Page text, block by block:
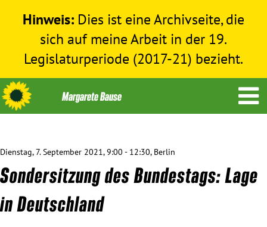
Hinweis: Dies ist eine Archivseite, die
sich auf meine Arbeit in der 19.
Legislaturperiode (2017-21) bezieht.
Themen
Menschenrechte
Dienstag, 7. September 2021, 9:00 - 12:30, Berlin
Sondersitzung des Bundestags: Lage
in Deutschland